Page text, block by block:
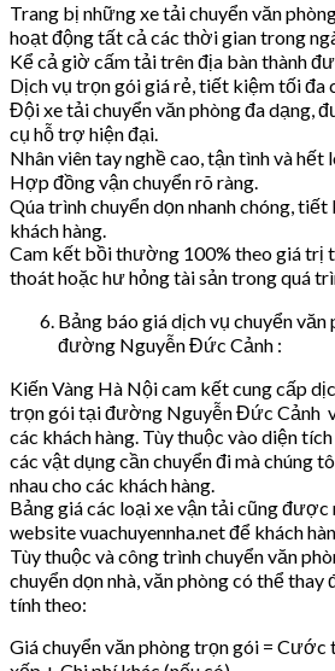
Trang bị những xe tải chuyển văn
hoạt động tất cả các thời gian trong
Kể cả giờ cấm tải trên địa bàn thành
Dịch vụ trọn gói giá rẻ, tiết kiệm tối đa
Đội xe tải chuyển văn phòng đa dạng,
cụ hỗ trợ hiện đại.
Nhân viên tay nghề cao, tận tình và hết
Hợp đồng vận chuyển rõ ràng.
Qúa trình chuyển dọn nhanh chóng,
khách hàng.
Cam kết bồi thường 100% theo giá trị
thoát hoặc hư hỏng tài sản trong quá
Bảng báo giá dịch vụ chuyển
đường Nguyễn Đức Cảnh :
Kiến Vàng Hà Nội cam kết cung cấp
trọn gói tại đường Nguyễn Đức Cảnh
các khách hàng. Tùy thuộc vào diện
các vật dụng cần chuyển đi mà chúng
nhau cho các khách hàng.
Bảng giá các loại xe vận tải cũng
website vuachuyennha.net để khách
Tùy thuộc và công trình chuyển văn
chuyển dọn nhà, văn phòng có thể thay
tính theo:
Giá chuyển văn phòng trọn gói = Cước